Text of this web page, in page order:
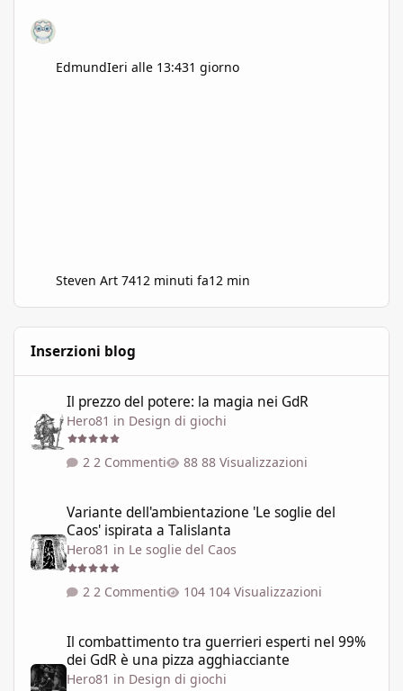
EdmundIeri alle 13:431 giorno
Steven Art 7412 minuti fa12 min
Inserzioni blog
Il prezzo del potere: la magia nei GdR
Hero81 in Design di giochi
2 Commenti 88 Visualizzazioni
Variante dell'ambientazione 'Le soglie del
Caos' ispirata a Talislanta
Hero81 in Le soglie del Caos
2 Commenti 104 Visualizzazioni
Il combattimento tra guerrieri esperti nel 99%
dei GdR è una pizza agghiacciante
Hero81 in Design di giochi